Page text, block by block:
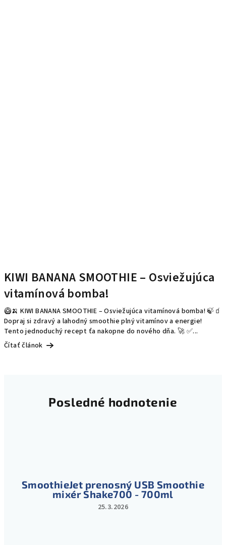
KIWI BANANA SMOOTHIE – Osviežujúca
vitamínová bomba!
🥝🍌 KIWI BANANA SMOOTHIE – Osviežujúca vitamínová bomba! 🍃🧃
Dopraj si zdravý a lahodný smoothie plný vitamínov a energie!
Tento jednoduchý recept ťa nakopne do nového dňa. 🚀 ✅...
Čítať článok
Posledné hodnotenie
SmoothieJet prenosný USB Smoothie
mixér Shake700 - 700ml
25.3.2026